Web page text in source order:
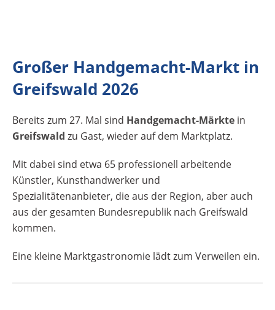
Großer Handgemacht-Markt in
Greifswald 2026
Bereits zum 27. Mal sind Handgemacht-Märkte in
Greifswald zu Gast, wieder auf dem Marktplatz.
Mit dabei sind etwa 65 professionell arbeitende
Künstler, Kunsthandwerker und
Spezialitätenanbieter, die aus der Region, aber auch
aus der gesamten Bundesrepublik nach Greifswald
kommen.
Eine kleine Marktgastronomie lädt zum Verweilen ein.